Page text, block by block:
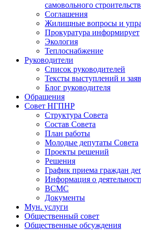
самовольного
Соглашения
Жилищные вопросы и
Прокуратура информирует
Экология
Теплоснабжение
Руководители
Список руководителей
Тексты выступлений и
Блог руководителя
Обращения
Совет НГПНР
Структура Совета
Состав Совета
План работы
Молодые депутаты Совета
Проекты решений
Решения
График приема граждан
Информация о
ВСМС
Документы
Мун. услуги
Общественный совет
Общественные обсуждения